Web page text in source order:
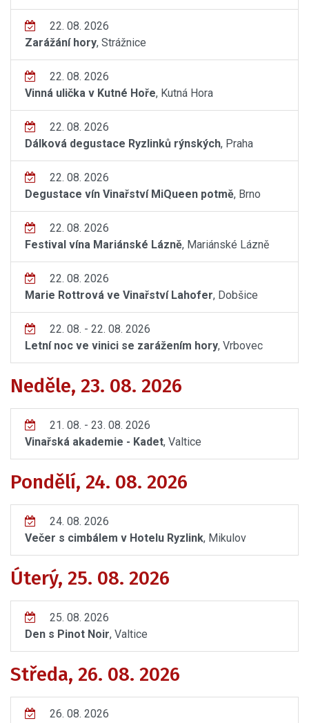
22. 08. 2026
Zarážání hory, Strážnice
22. 08. 2026
Vinná ulička v Kutné Hoře, Kutná Hora
22. 08. 2026
Dálková degustace Ryzlinků rýnských, Praha
22. 08. 2026
Degustace vín Vinařství MiQueen potmě, Brno
22. 08. 2026
Festival vína Mariánské Lázně, Mariánské Lázně
22. 08. 2026
Marie Rottrová ve Vinařství Lahofer, Dobšice
22. 08. - 22. 08. 2026
Letní noc ve vinici se zarážením hory, Vrbovec
Neděle, 23. 08. 2026
21. 08. - 23. 08. 2026
Vinařská akademie - Kadet, Valtice
Pondělí, 24. 08. 2026
24. 08. 2026
Večer s cimbálem v Hotelu Ryzlink, Mikulov
Úterý, 25. 08. 2026
25. 08. 2026
Den s Pinot Noir, Valtice
Středa, 26. 08. 2026
26. 08. 2026